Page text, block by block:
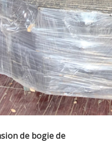
de bogie de